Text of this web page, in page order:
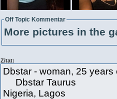
Off Topic Kommentar
More pictures in the
Zitat:
Dbstar - woman, 25
Dbstar Taurus
Nigeria, Lagos